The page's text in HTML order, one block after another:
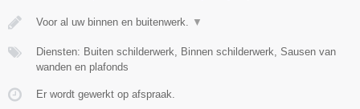
Voor al uw binnen en buitenwerk. ▼
Diensten: Buiten schilderwerk, Binnen schilderwerk, Sausen van
wanden en plafonds
Er wordt gewerkt op afspraak.